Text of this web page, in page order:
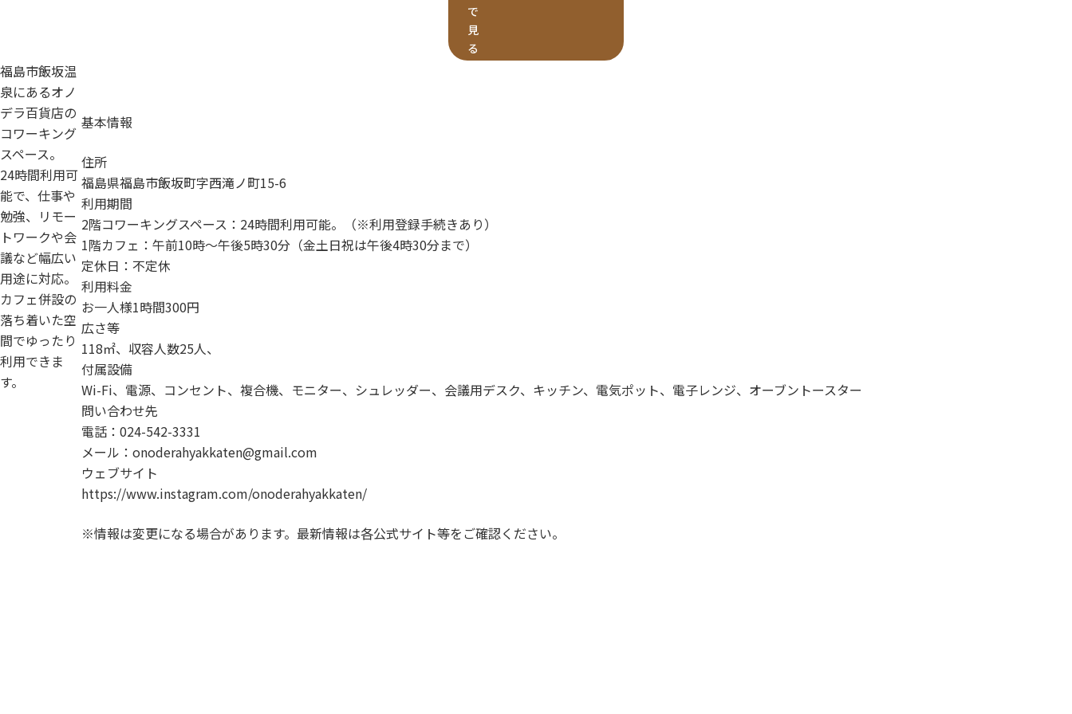
で
見
る
福島市飯坂温
泉にあるオノ
デラ百貨店の
コワーキング
スペース。
24時間利用可
能で、仕事や
勉強、リモー
トワークや会
議など幅広い
用途に対応。
カフェ併設の
落ち着いた空
間でゆったり
利用できま
す。
基本情報
住所
福島県福島市飯坂町字西滝ノ町15-6
利用期間
2階コワーキングスペース：24時間利用可能。（※利用登録手続きあり）
1階カフェ：午前10時～午後5時30分（金土日祝は午後4時30分まで）
定休日：不定休
利用料金
お一人様1時間300円
広さ等
118㎡、収容人数25人、
付属設備
Wi-Fi、電源、コンセント、複合機、モニター、シュレッダー、会議用デスク、キッチン、電気ポット、電子レンジ、オーブントースター
問い合わせ先
電話：024-542-3331
メール：onoderahyakkaten@gmail.com
ウェブサイト
https://www.instagram.com/onoderahyakkaten/
※情報は変更になる場合があります。最新情報は各公式サイト等をご確認ください。